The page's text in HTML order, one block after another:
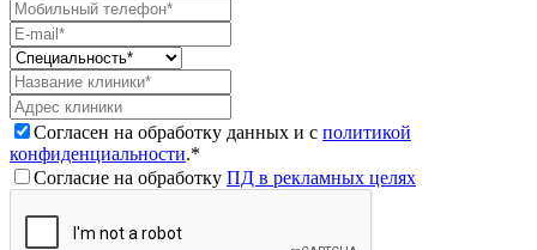
Согласен на обработку данных и с политикой
конфиденциальности.*
Согласие на обработку ПД в рекламных целях